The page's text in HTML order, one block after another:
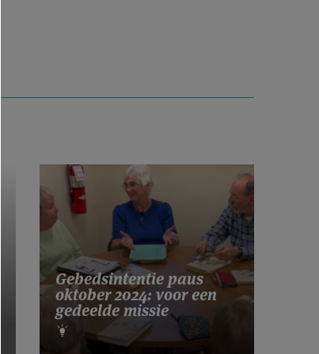
Gebedsintentie paus
oktober 2024: voor een
gedeelde missie